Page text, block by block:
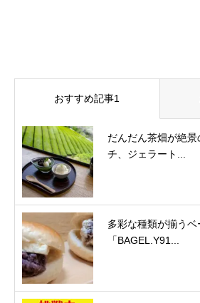
おすすめ記事1
だんだん茶畑が絶
チ、ジェラート...
多彩な種類が揃う
「BAGEL.Y91...